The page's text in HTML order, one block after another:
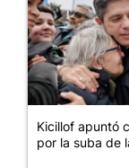
Kicillof apuntó
por la suba de